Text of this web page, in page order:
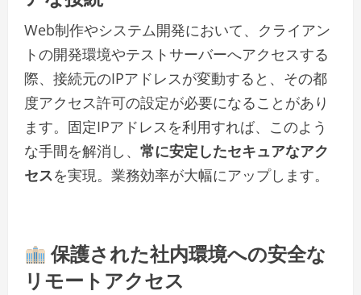
Web制作やシステム開発において、クライアン
トの開発環境やテストサーバーへアクセスする
際、接続元のIPアドレスが変動すると、その都
度アクセス許可の設定が必要になることがあり
ます。固定IPアドレスを利用すれば、このよう
な手間を解消し、 常に安定したセキュアなアク
セスを実現。業務効率が大幅にアップします。
保護された社内環境への安全な
リモートアクセス